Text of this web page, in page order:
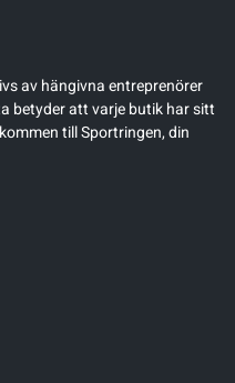
av hängivna entreprenörer
betyder att varje butik har sitt
till Sportringen, din